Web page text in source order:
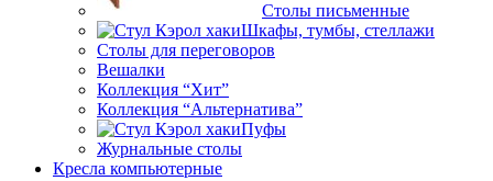
Столы письменные
Шкафы, тумбы, стеллажи
Столы для переговоров
Вешалки
Коллекция “Хит”
Коллекция “Альтернатива”
Пуфы
Журнальные столы
Кресла компьютерные